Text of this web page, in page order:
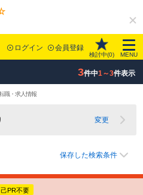
ログイン 会員登録
検討中(0) MENU
3件中1～3件表示
職・求人情報
変更
保存した検索条件
己PR不要